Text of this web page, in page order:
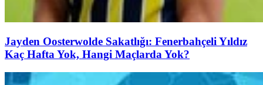
Jayden Oosterwolde Sakatlığı: Fenerbahçeli Yıldız
Kaç Hafta Yok, Hangi Maçlarda Yok?